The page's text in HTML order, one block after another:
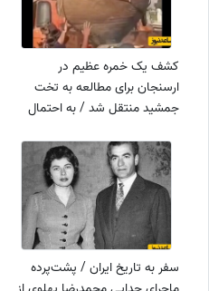
کشف‌ یک خمره عظیم در
ارسنجان برای مطالعه به تخت
جمشید منتقل شد / به احتمال
سفر به تاریخ ایران / پشت‌پرده